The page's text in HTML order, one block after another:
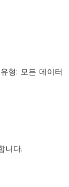
형: 모든 데이터
니다.